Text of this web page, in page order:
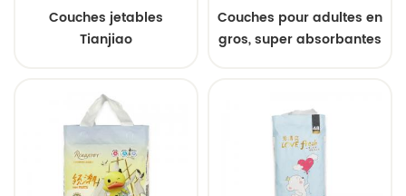
Couches jetables
Tianjiao
surface respirante et
d'un noyau super
absorbant
Couches pour adultes en
gros, super absorbantes